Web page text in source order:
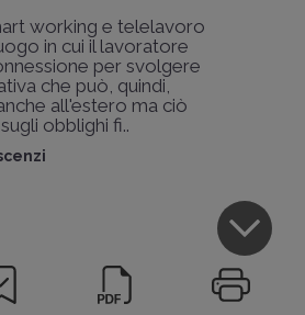
working e telelavoro
in cui il lavoratore
per svolgere
che può, quindi,
all'estero ma ciò
obblighi fi..